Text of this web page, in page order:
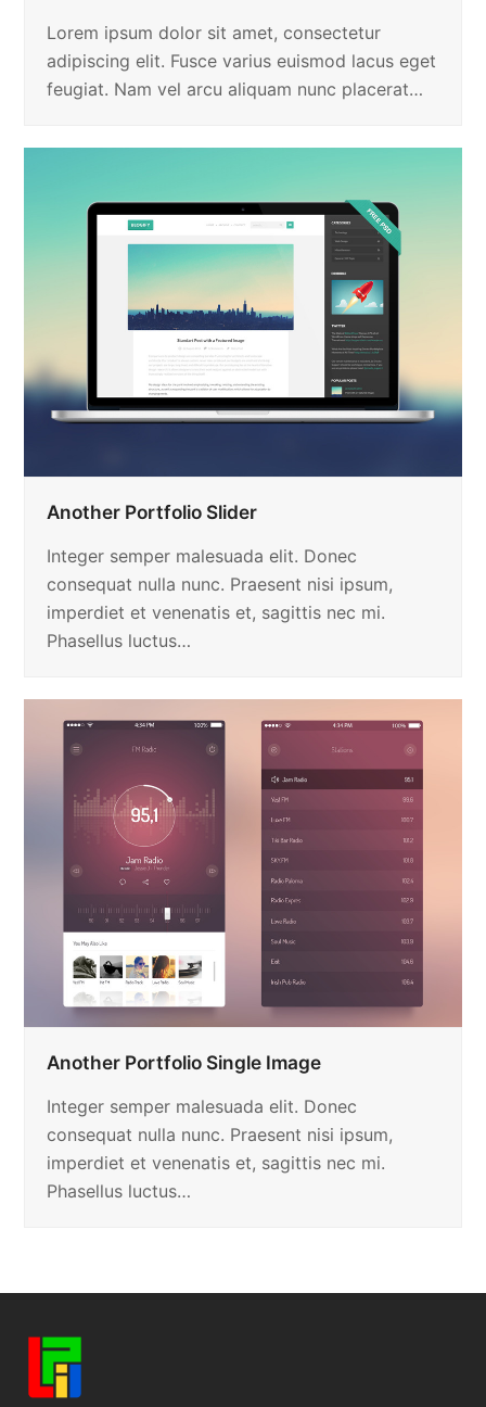
Lorem ipsum dolor sit amet, consectetur
adipiscing elit. Fusce varius euismod lacus eget
feugiat. Nam vel arcu aliquam nunc placerat…
Another Portfolio Slider
Integer semper malesuada elit. Donec
consequat nulla nunc. Praesent nisi ipsum,
imperdiet et venenatis et, sagittis nec mi.
Phasellus luctus…
Another Portfolio Single Image
Integer semper malesuada elit. Donec
consequat nulla nunc. Praesent nisi ipsum,
imperdiet et venenatis et, sagittis nec mi.
Phasellus luctus…